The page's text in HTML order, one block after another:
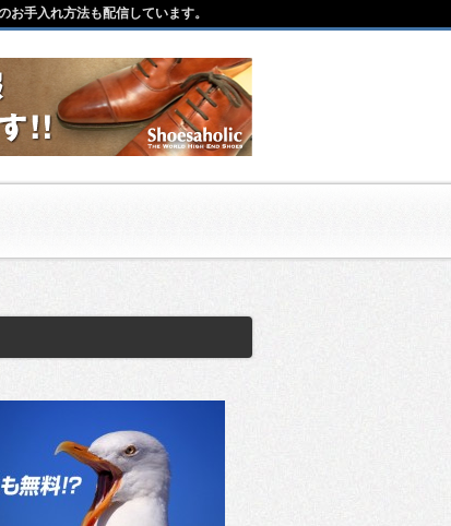
手入れ方法も配信しています。